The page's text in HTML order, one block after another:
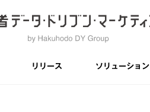
リリース ソリューション